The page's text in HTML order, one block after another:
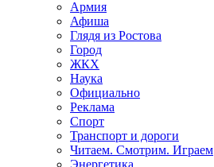
Армия
Афиша
Глядя из Ростова
Город
ЖКХ
Наука
Официально
Реклама
Спорт
Транспорт и дороги
Читаем. Смотрим. Играем
Энергетика